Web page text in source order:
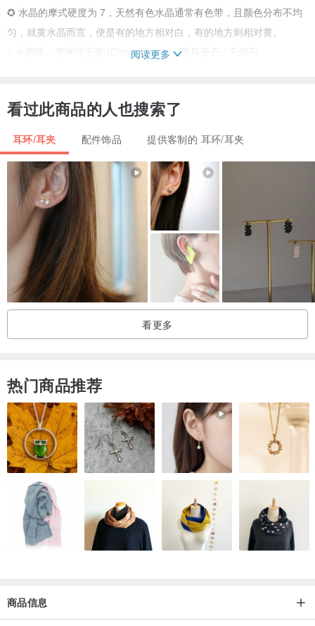
✪ 水晶的摩式硬度为 7，天然有色水晶通常有色带，且颜色分布不均
匀，就黄水晶而言，便是有的地方相对白，有的地方则相对黄。
+ 小圆珠：澳洲绿玉髓 (Chrysoprase)、亚马逊石 / 天河石
+ 美国 14K 包金配件 (非电镀，关于包金说明，请见本页下方)。
+ 无耳洞者可改为：(1) 隐形硅胶耳夹，与硅胶连接的金属为铜镀金；
(2) 日本制铜镀金螺旋可调整式耳夹，无需加价。
✪ 提醒：耳垂厚者配戴隐形硅胶耳夹，可能会产生痛感，请自行斟
酌。
✪ 如欲改为
日本制铜镀金环形耳夹，需加价 NT$50。
【关于 14K 包金 (注金)】
14K 包金 (14K Gold Filled，简称14KGF)，是指将 14K 金以机械压制
方式包覆于金属胎 (如黄铜) 的表面，结合力强且耐磨度高，因此不易
脱落，比镀金 (gold plated) 更耐久。美国 FTC 规定，包金 (Gold
不会有字印，例如：小珠、链条、金线等等。包金产品具备 K 金质
感，不易致敏，随时间和佩戴习惯可能发生氧化情况。若有变黑黯沉
现象，可用手指沾点牙膏加水，轻轻搓揉金属部分，即可恢复原有的
金属光泽。
所谓 14K 金，表示成分中有 58.5% (14/24) 的黄金，加上 41.5%
(10/24) 的其他金属。同理，包金产品的表面 14K 金层中含有约
10/24 的其他金属，这些金属有不同的成分和比例，会造成色差，因
此不同包金配件或不同生产批次可能会有色差存在。
+ 工作室平常有既定工作行程，如果发问，我们会尽量于 1- 2 个工作
阅读更多
看过此商品的人也搜索了
耳环/耳夹 配件饰品 提供客制的 耳环/耳夹
看更多
热门商品推荐
商品信息